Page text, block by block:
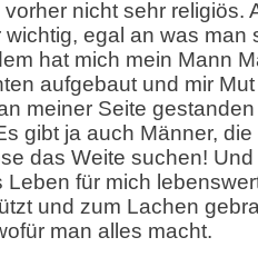
vorher nicht sehr religiös.
wichtig, egal an was man
hat mich mein Mann
aufgebaut und mir
meiner Seite
gibt ja auch Männer,
das Weite suchen!
Leben für mich
und zum Lachen
man alles macht.